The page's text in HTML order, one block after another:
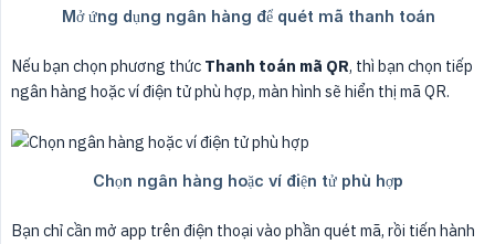
Nếu bạn chọn phương thức Thanh toán mã QR, thì bạn chọn tiếp
ngân hàng hoặc ví điện tử phù hợp, màn hình sẽ hiển thị mã QR.
Bạn chỉ cần mở app trên điện thoại vào phần quét mã, rồi tiến hành